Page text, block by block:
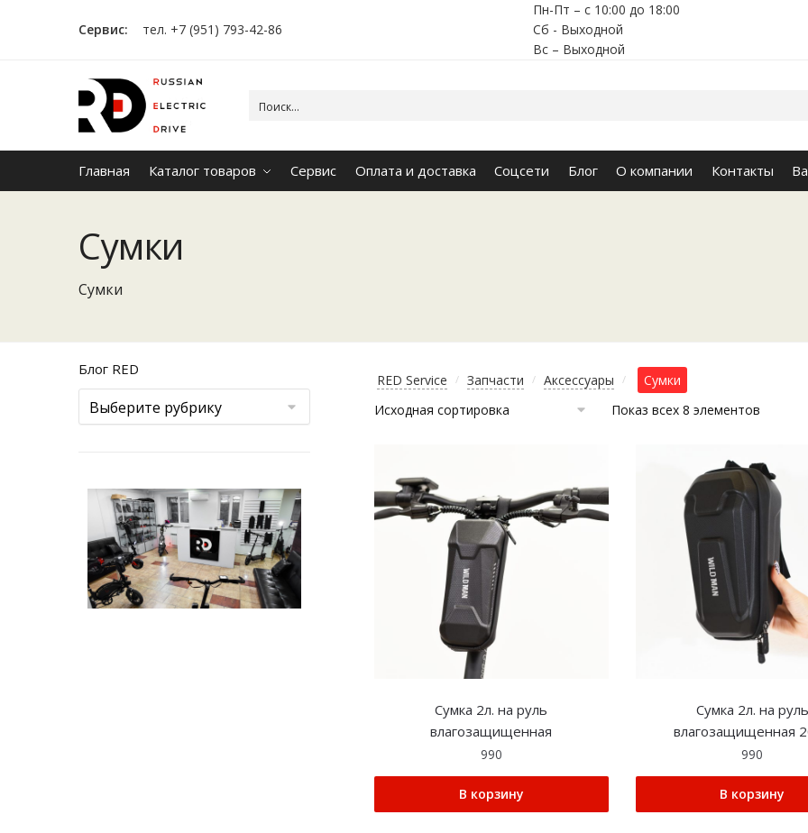
Сервис: тел. +7 (951) 793-42-86
Пн-Пт – с 10:00 до 18:00
Сб - Выходной
Вс – Выходной
Главная Каталог товаров Сервис Оплата и доставка Соцсети Блог О компании Контакты
Сумки
Сумки
RED Service / Запчасти / Аксессуары /
Сумки
Показ всех 8 элементов
Сумка 2л. на руль
влагозащищенная
990
В корзину
Сумка 2л. на руль
влагозащищенная
990
В корзину
Блог RED